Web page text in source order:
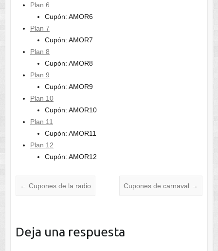
Plan 6
Cupón: AMOR6
Plan 7
Cupón: AMOR7
Plan 8
Cupón: AMOR8
Plan 9
Cupón: AMOR9
Plan 10
Cupón: AMOR10
Plan 11
Cupón: AMOR11
Plan 12
Cupón: AMOR12
← Cupones de la radio Cupones de carnaval →
Deja una respuesta